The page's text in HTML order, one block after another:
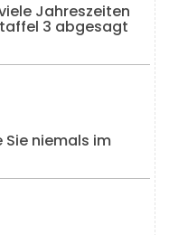
Jahreszeiten
3 abgesagt
Sie niemals im